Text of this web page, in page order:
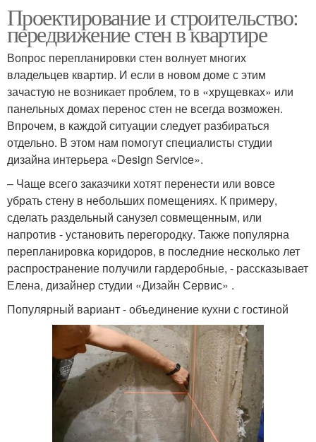
Проектирование и строительство:
передвижение стен в квартире
Вопрос перепланировки стен волнует многих
владельцев квартир. И если в новом доме с этим
зачастую не возникает проблем, то в «хрущевках» или
панельных домах перенос стен не всегда возможен.
Впрочем, в каждой ситуации следует разбираться
отдельно. В этом нам помогут специалисты студии
дизайна интерьера «Design Service».
– Чаще всего заказчики хотят перенести или вовсе
убрать стену в небольших помещениях. К примеру,
сделать раздельный санузел совмещенным, или
напротив - установить перегородку. Также популярна
перепланировка коридоров, в последние несколько лет
распространение получили гардеробные, - рассказывает
Елена, дизайнер студии «Дизайн Сервис» .
Популярный вариант - объединение кухни с гостиной